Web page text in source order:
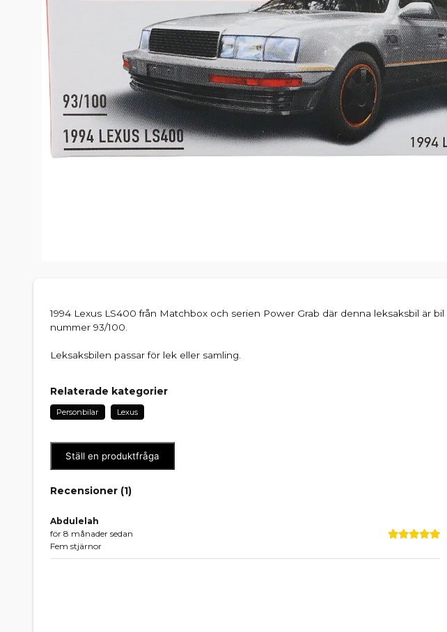
1994 Lexus LS400 från Matchbox och serien Power Grab där denna leksaksbil är bil
nummer 93/100.
Leksaksbilen passar för lek eller samling.
Relaterade kategorier
Personbilar Lexus
Ställ en produktfråga
Recensioner (1)
Abdulelah
för 8 månader sedan
Fem stjärnor